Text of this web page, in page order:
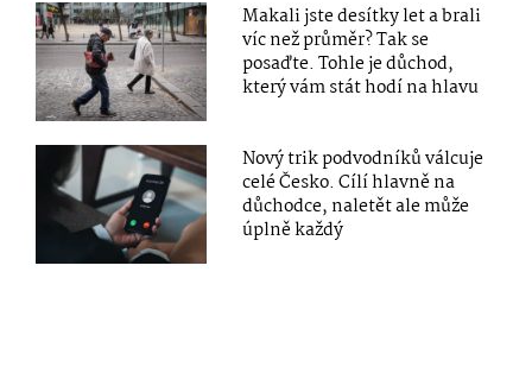
Makali jste desítky let a brali
víc než průměr? Tak se
posaďte. Tohle je důchod,
který vám stát hodí na hlavu
Nový trik podvodníků válcuje
celé Česko. Cílí hlavně na
důchodce, naletět ale může
úplně každý